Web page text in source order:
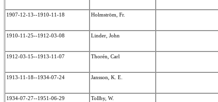
1907-12-13--1910-11-18 Holmström, Fr.
1910-11-25--1912-03-08 Linder, John
1912-03-15--1913-11-07 Thorén, Carl
1913-11-18--1934-07-24 Jansson, K. E.
1934-07-27--1951-06-29 Tollby, W.